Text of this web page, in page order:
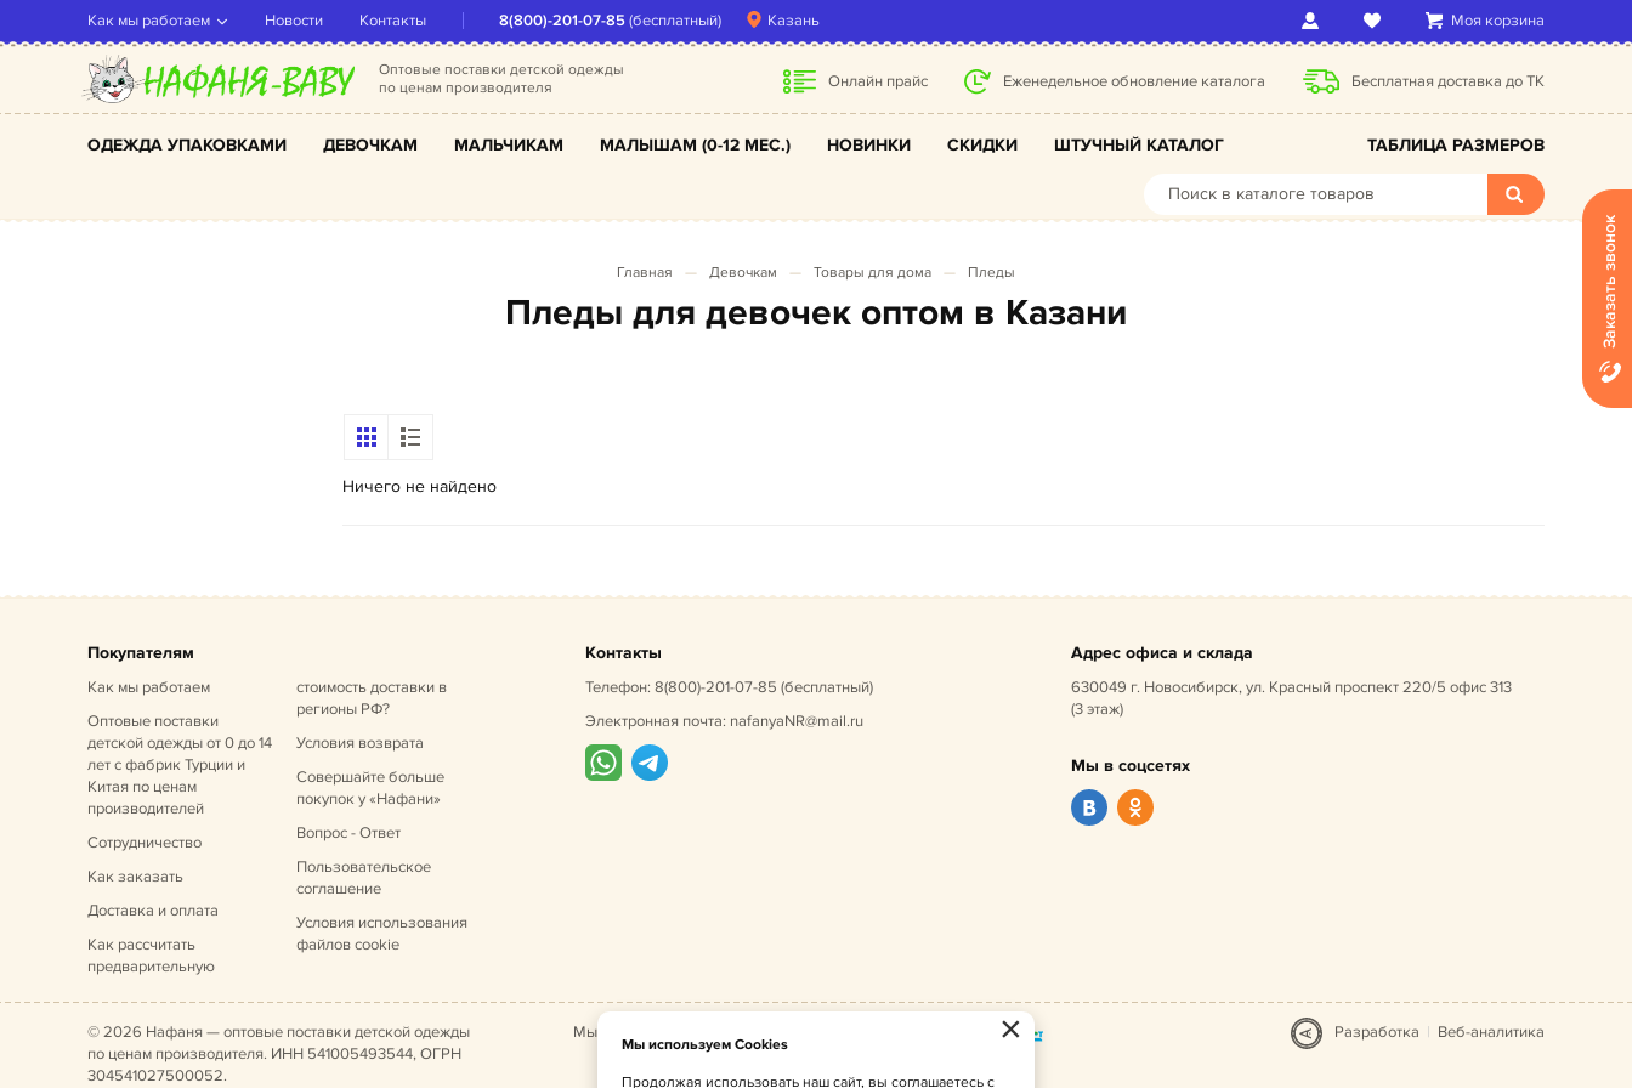
Моя корзина
Оптовые поставки детской одежды
по ценам производителя
Онлайн прайс Еженедельное обновление каталога Бесплатная доставка до ТК
ОДЕЖДА УПАКОВКАМИ ДЕВОЧКАМ МАЛЬЧИКАМ МАЛЫШАМ (0-12 МЕС.) НОВИНКИ СКИДКИ ШТУЧНЫЙ КАТАЛОГ ТАБЛИЦА РАЗМЕРОВ
Казань
8(800)-201-07-85(бесплатный)
Как мы работаем Новости Контакты
Главная Девочкам Товары для дома Пледы
Пледы для девочек оптом в Казани
Ничего не найдено
Покупателям
Как мы работаем
Оптовые поставки
детской одежды от 0 до 14
летс фабрик Турции и
Китая по ценам
производителей
Сотрудничество
Как заказать
Доставка и оплата
Как рассчитать
предварительную
стоимость доставки в
регионы РФ?
Условия возврата
Совершайте больше
покупок у «Нафани»
Вопрос - Ответ
Пользовательское
соглашение
Условия использования
файлов cookie
Контакты
Телефон: 8(800)-201-07-85 (бесплатный)
Электронная почта: nafanyaNR@mail.ru
Адрес офиса и склада
630049 г. Новосибирск, ул. Красный проспект 220/5 офис 313
(3 этаж)
Мы в соцсетях
© 2026 Нафаня — оптовые поставки детской одежды
по ценам производителя. ИНН 541005493544, ОГРН
304541027500052.
Мы принимаем: Разработка | Веб-аналитика
×
Мы используем Cookies
Продолжая использовать наш сайт, вы соглашаетесь с
Заказать звонок